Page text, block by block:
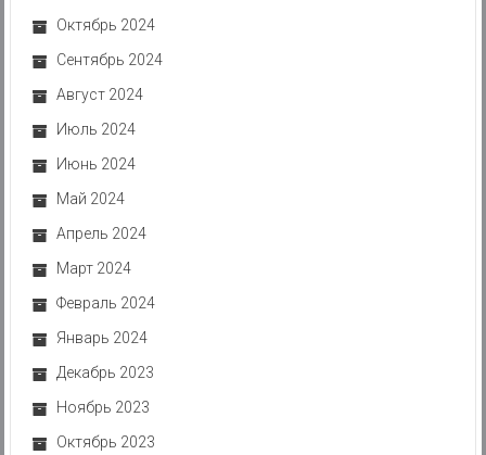
Октябрь 2024
Сентябрь 2024
Август 2024
Июль 2024
Июнь 2024
Май 2024
Апрель 2024
Март 2024
Февраль 2024
Январь 2024
Декабрь 2023
Ноябрь 2023
Октябрь 2023